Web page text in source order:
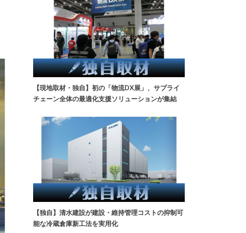
【現地取材・独自】初の「物流DX展」、サプライ
チェーン全体の最適化支援ソリューションが集結
【独自】清水建設が建設・維持管理コストの抑制可
能な冷蔵倉庫新工法を実用化